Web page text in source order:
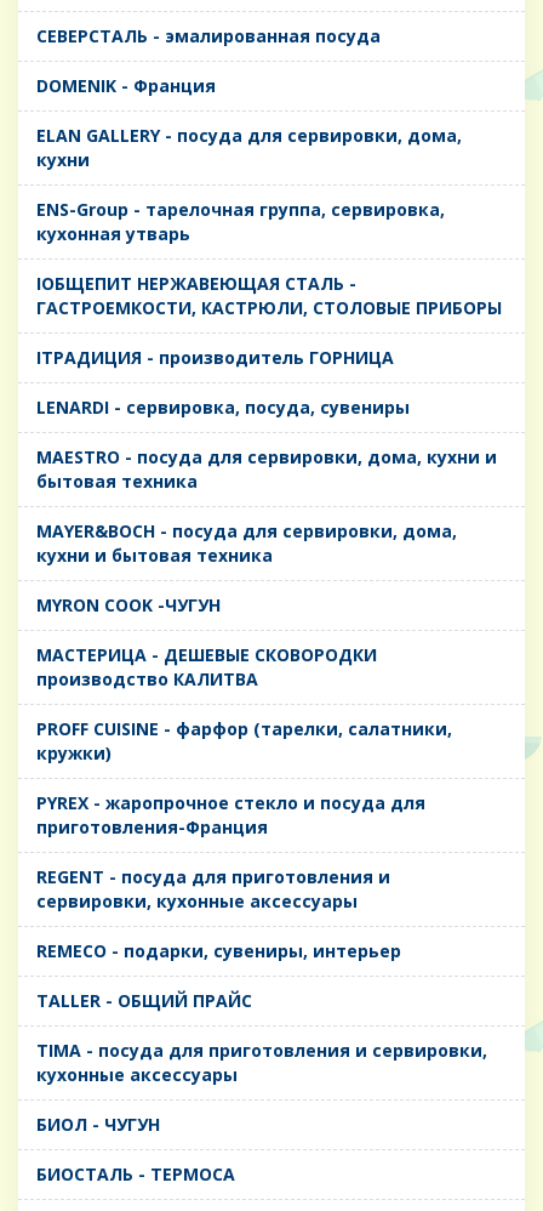
CЕВЕРСТАЛЬ - эмалированная посуда
DOMENIK - Франция
ELAN GALLERY - посуда для сервировки, дома,
кухни
ENS-Group - тарелочная группа, сервировка,
кухонная утварь
IОБЩЕПИТ НЕРЖАВЕЮЩАЯ СТАЛЬ -
ГАСТРОЕМКОСТИ, КАСТРЮЛИ, СТОЛОВЫЕ ПРИБОРЫ
IТРАДИЦИЯ - производитель ГОРНИЦА
LENARDI - сервировка, посуда, сувениры
MAESTRO - посуда для сервировки, дома, кухни и
бытовая техника
MAYER&BOCH - посуда для сервировки, дома,
кухни и бытовая техника
MYRON COOK -ЧУГУН
MАСТЕРИЦА - ДЕШЕВЫЕ СКОВОРОДКИ
производство КАЛИТВА
PROFF CUISINE - фарфор (тарелки, салатники,
кружки)
PYREX - жаропрочное стекло и посуда для
приготовления-Франция
REGENT - посуда для приготовления и
сервировки, кухонные аксессуары
REMECO - подарки, сувениры, интерьер
TALLER - ОБЩИЙ ПРАЙС
TIMA - посуда для приготовления и сервировки,
кухонные аксессуары
БИОЛ - ЧУГУН
БИОСТАЛЬ - ТЕРМОСА